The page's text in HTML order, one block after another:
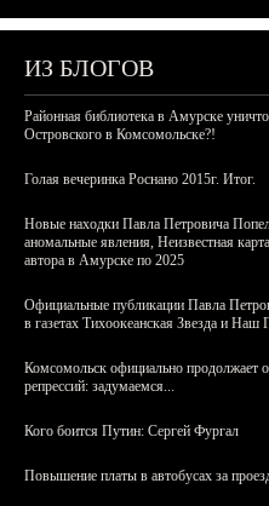
ИЗ БЛОГОВ
Районная библиотека в Амурске
Островского в Комсомольске?!
Голая вечеринка Роснано 2015г. Итог.
Новые находки Павла Петровича
аномальные явления, Неизвестная
автора в Амурске по 2025
Официальные публикации Павла
в газетах Тихоокеанская Звезда и
Комсомольск официально продолжает
репрессий: задумаемся...
Кого боится Путин: Сергей Фургал
Повышение платы в автобусах за